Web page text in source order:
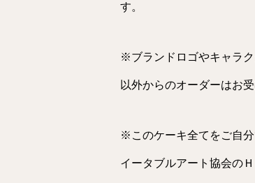
す。
※ブランドロゴやキャラ
以外からのオーダーはお
※このケーキ全てをご自分
イータブルアート協会の